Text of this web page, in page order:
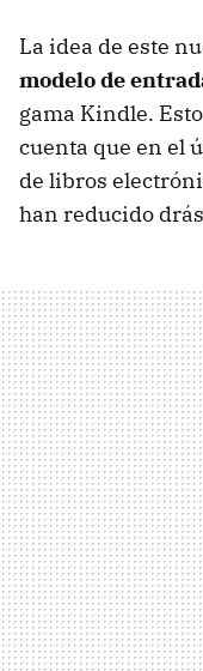
La idea de este
modelo de
gama Kindle.
cuenta que en el
de libros
han reducido